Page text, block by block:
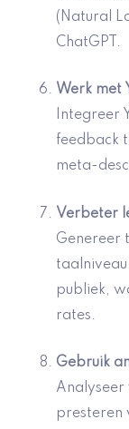
(Natural
ChatGPT.
Werk met
Integreer
feedback
meta-
Verbeter
Genereer
publiek,
rates.
Gebruik
Analyseer
presteren